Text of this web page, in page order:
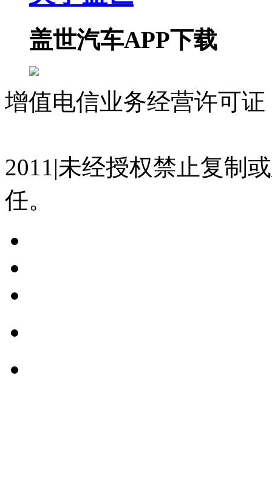
盖世汽车APP下载
增值电信业务经营许可
2011|未经授权禁止复制
任。